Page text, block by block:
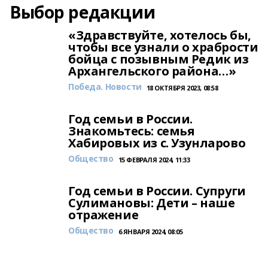
Выбор редакции
«Здравствуйте, хотелось бы,
чтобы все узнали о храбрости
бойца с позывным Редик из
Архангельского района…»
Победа. Новости 18 ОКТЯБРЯ 2023, 08:58
Год семьи в России.
Знакомьтесь: семья
Хабировых из с. Узунларово
Общество 15 ФЕВРАЛЯ 2024, 11:33
Год семьи в России. Супруги
Сулимановы: Дети – наше
отражение
Общество 6 ЯНВАРЯ 2024, 08:05